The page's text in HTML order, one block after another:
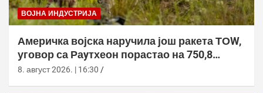
ВОЈНА ИНДУСТРИЈА
Америчка војска наручила још ракета ТОW,
уговор са Раyтхеон порастао на 750,8
милиона долара
8. август 2026. | 16:30